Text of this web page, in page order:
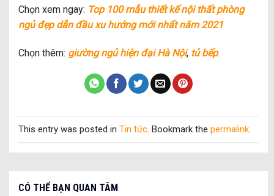
Chọn xem ngay: Top 100 mẫu thiết kế nội thất phòng
ngủ đẹp dẫn đầu xu hướng mới nhất năm 2021
Chọn thêm: giường ngủ hiện đại Hà Nội, tủ bếp.
This entry was posted in Tin tức . Bookmark the permalink
CÓ THỂ BẠN QUAN TÂM